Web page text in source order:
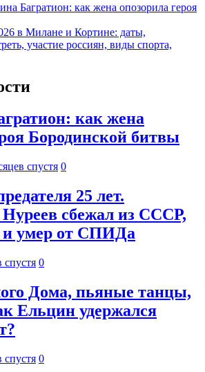
Багратион: как жена опозорила героя
в Милане и Кортине: даты,
участие россиян, виды спорта,
как жена
Бородинской битвы
спустя 0
25 лет.
сбежал из СССР,
и умер от СПИДа
спустя 0
Дома, пьяные танцы,
Ельцин удержался
спустя 0